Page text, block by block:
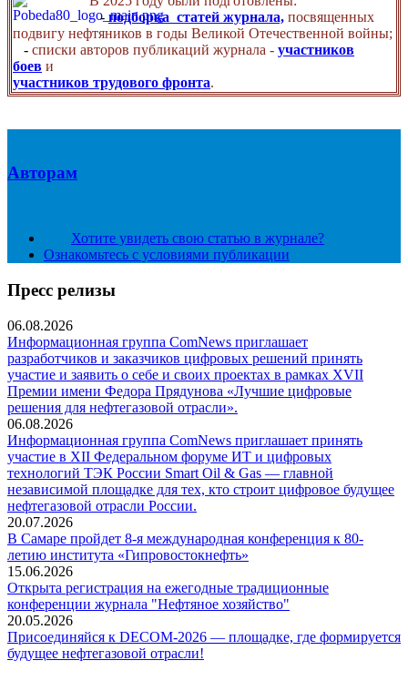
- подборка статей журнала, посвященных
подвигу нефтяников в годы Великой Отечественной войны;
- списки авторов публикаций журнала - участников
боев и
участников трудового фронта.
Авторам
Хотите увидеть свою статью в журнале?
Ознакомьтесь с условиями публикации
Пресс релизы
06.08.2026
Информационная группа ComNews приглашает
разработчиков и заказчиков цифровых решений принять
участие и заявить о себе и своих проектах в рамках XVII
Премии имени Федора Прядунова «Лучшие цифровые
решения для нефтегазовой отрасли».
06.08.2026
Информационная группа ComNews приглашает принять
участие в XII Федеральном форуме ИТ и цифровых
технологий ТЭК России Smart Oil & Gas — главной
независимой площадке для тех, кто строит цифровое будущее
нефтегазовой отрасли России.
20.07.2026
В Самаре пройдет 8-я международная конференция к 80-
летию института «Гипровостокнефть»
15.06.2026
Открыта регистрация на ежегодные традиционные
конференции журнала "Нефтяное хозяйство"
20.05.2026
Присоединяйся к DECOM-2026 — площадке, где формируется
будущее нефтегазовой отрасли!